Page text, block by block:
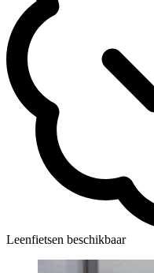
Leenfietsen beschikbaar